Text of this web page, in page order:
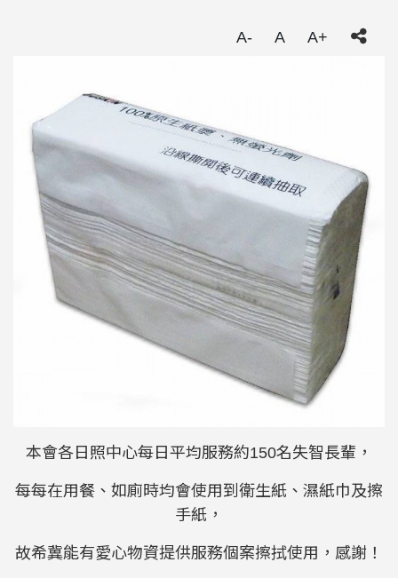
A- A A+
本會各日照中心每日平均服務約150名失智長輩，
每每在用餐、如廁時均會使用到衛生紙、濕紙巾及擦
手紙，
故希冀能有愛心物資提供服務個案擦拭使用，感謝！